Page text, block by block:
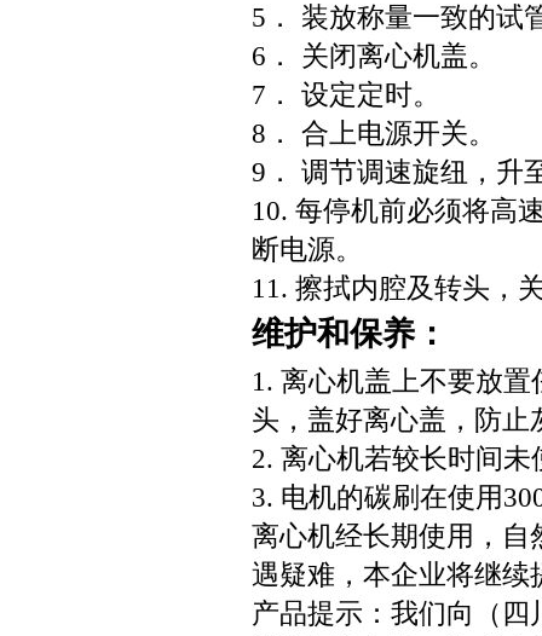
5． 装放称量一致的试
6． 关闭离心机盖。
7． 设定定时。
8． 合上电源开关。
9． 调节调速旋纽，升
10. 每停机前必须将高
断电源。
11. 擦拭内腔及转头，
维护和保养：
1. 离心机盖上不要放
头，盖好离心盖，防止
2. 离心机若较长时间
3. 电机的碳刷在使用
离心机经长期使用，自
遇疑难，本企业将继续
产品提示：我们向（